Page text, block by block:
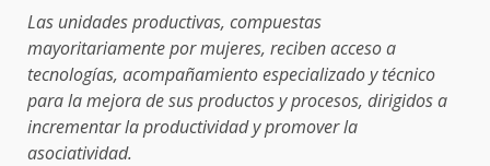
Las unidades productivas, compuestas
mayoritariamente por mujeres, reciben acceso a
tecnologías, acompañamiento especializado y técnico
para la mejora de sus productos y procesos, dirigidos a
incrementar la productividad y promover la
asociatividad.